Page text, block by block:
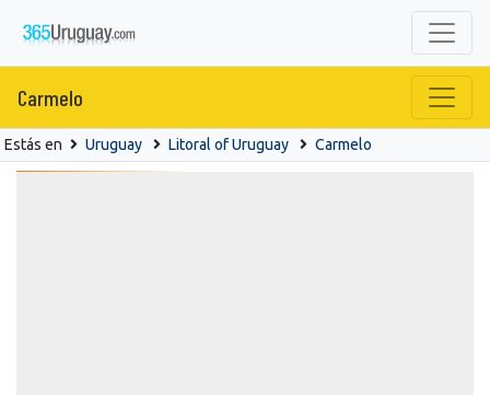
Carmelo
Estás en Uruguay Litoral of Uruguay Carmelo